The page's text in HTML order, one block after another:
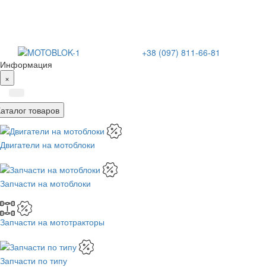
+38 (097) 811-66-81
Информация
×
товаров
Двигатели на мотоблоки
Запчасти на мотоблоки
Запчасти на мототракторы
Запчасти по типу